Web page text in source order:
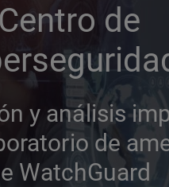
Centro de
y análisis
de
WatchGuard